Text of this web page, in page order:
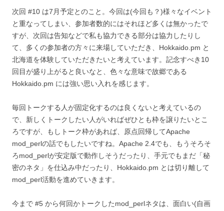
次回 #10 は7月予定とのこと。今回は(今回も？)様々なイベント
と重なってしまい、参加者数的にはそれほど多くは無かったで
すが、次回は告知などで私も協力できる部分は協力したりし
て、多くの参加者の方々に来場していただき、Hokkaido.pm と
北海道を体験していただきたいと考えています。記念すべき10
回目が盛り上がると良いなと、色々な意味で故郷である
Hokkaido.pm には強い思い入れを感じます。
毎回トークする人が固定化するのは良くないと考えているの
で、新しくトークしたい人がいればぜひとも枠を譲りたいとこ
ろですが、もしトーク枠があれば、原点回帰してApache
mod_perlの話でもしたいですね。Apache 2.4でも、もうそろそ
ろmod_perlが安定版で動作しそうだったり、手元でもまだ「秘
密のネタ」を仕込み中だったり、Hokkaido.pm とは切り離して
mod_perl活動を進めていきます。
今まで #5 から何回かトークしたmod_perlネタは、面白い(自画